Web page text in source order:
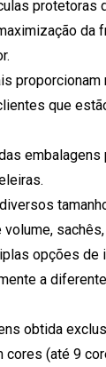
protetoras
da
proporcionam
que
opções de
a
obtida
cores (até 9